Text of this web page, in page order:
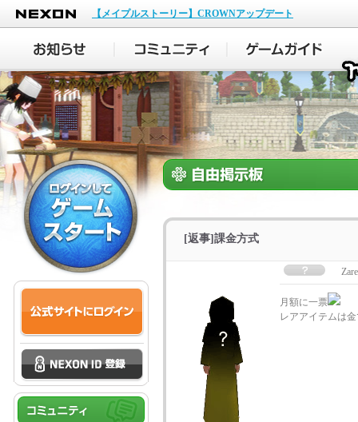
NEXON
【メイプルストーリー】CROWNアップデート
[返事]課金方式
月額に一票
レアアイテムは